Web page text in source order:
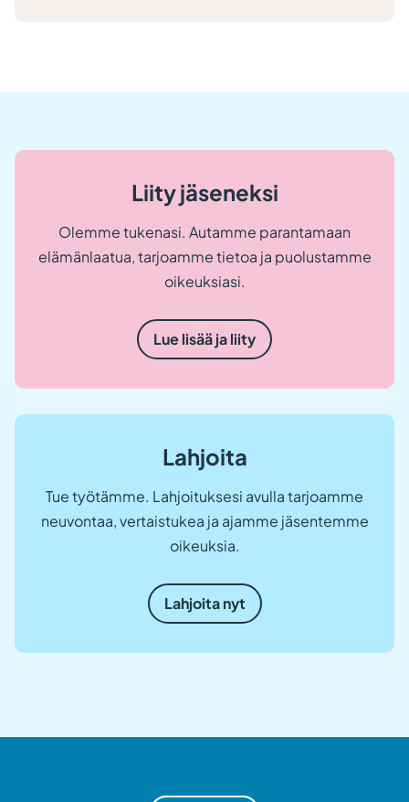
Liity jäseneksi
Olemme tukenasi. Autamme parantamaan
elämänlaatua, tarjoamme tietoa ja puolustamme
oikeuksiasi.
Lue lisää ja liity
Lahjoita
Tue työtämme. Lahjoituksesi avulla tarjoamme
neuvontaa, vertaistukea ja ajamme jäsentemme
oikeuksia.
Lahjoita nyt